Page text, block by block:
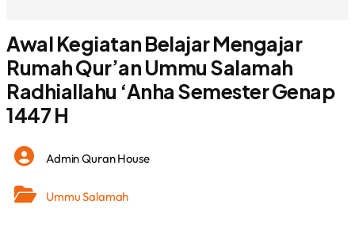
Awal Kegiatan Belajar Mengajar
Rumah Qur’an Ummu Salamah
Radhiallahu ‘Anha Semester Genap
1447 H
Admin Quran House
Ummu Salamah